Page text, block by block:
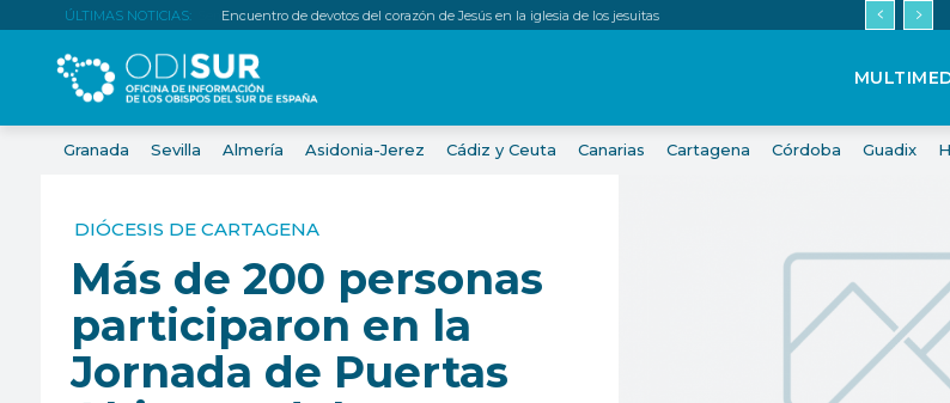
ÚLTIMAS NOTICIAS: Encuentro de devotos del corazón de Jesús en la iglesia de los jesuitas
Granada Sevilla Almería Asidonia-Jerez Cádiz y Ceuta Canarias Cartagena Córdoba Guadix
DIÓCESIS DE CARTAGENA
Más de 200 personas
participaron en la
Jornada de Puertas